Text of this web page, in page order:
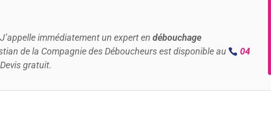
immédiatement un expert en débouchage
de la Compagnie des Déboucheurs est disponible au
04
gratuit.